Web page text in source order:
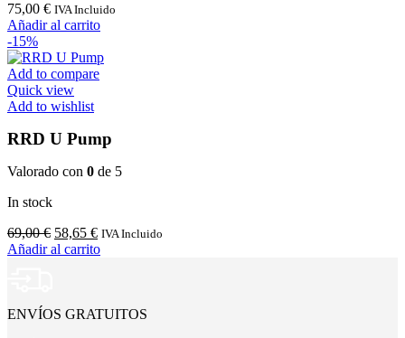
75,00 € IVA Incluido
Añadir al carrito
-15%
Add to compare
Quick view
Add to wishlist
RRD U Pump
Valorado con 0 de 5
In stock
69,00€ El
precio
58,65 €El
precio
IVA Incluido
Añadir al carrito
ENVÍOS GRATUITOS